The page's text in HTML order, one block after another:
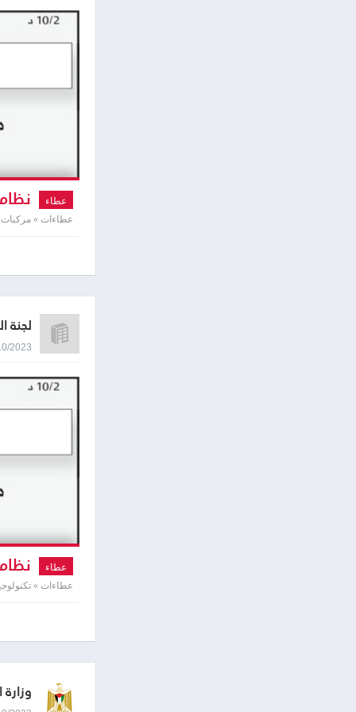
عطاء
عطاءات » مركبات
لجنة
04/10/2023
عطاء
عطاءات »